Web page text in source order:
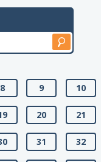
8 9 10
20 21
31 32